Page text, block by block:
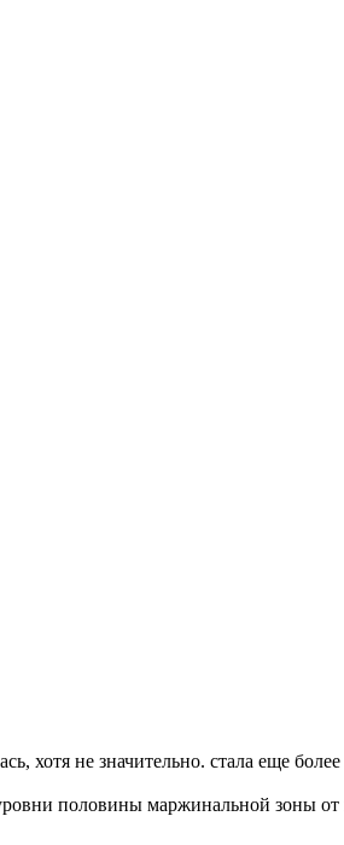
хотя не значительно. стала еще
половины маржинальной зоны